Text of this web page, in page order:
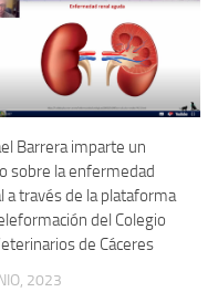
Barrera imparte un
sobre la enfermedad
a través de la plataforma
del Colegio
de Cáceres
2023